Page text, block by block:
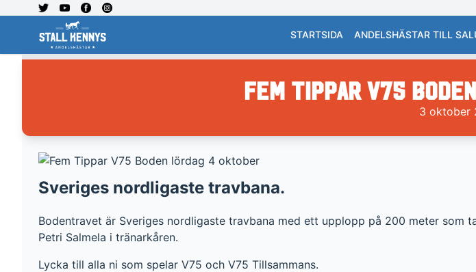
STARTSIDA ANDELSHÄSTAR TILL
Fem Tippar V75
3 oktober
Sveriges nordligaste travbana.
Bodentravet är Sveriges nordligaste travbana med ett upplopp på 200 meter som
Petri Salmela i tränarkåren.
Lycka till alla ni som spelar V75 och V75 Tillsammans.